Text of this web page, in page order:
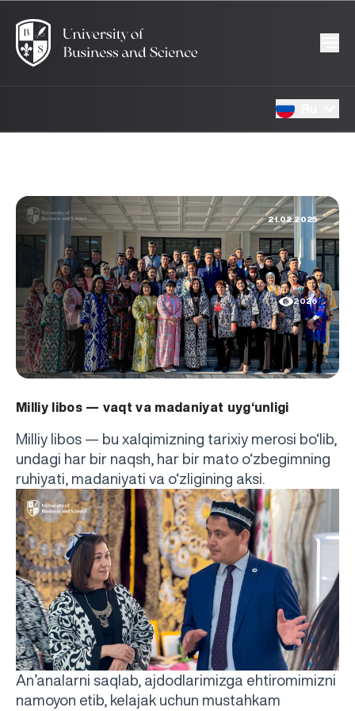
21.02.2025
2026
Milliy libos — vaqt va madaniyat uyg‘unligi
Milliy libos — bu xalqimizning tarixiy merosi bo‘lib,
undagi har bir naqsh, har bir mato o‘zbegimning
ruhiyati, madaniyati va o‘zligining aksi.
An’analarni saqlab, ajdodlarimizga ehtiromimizni
namoyon etib, kelajak uchun mustahkam